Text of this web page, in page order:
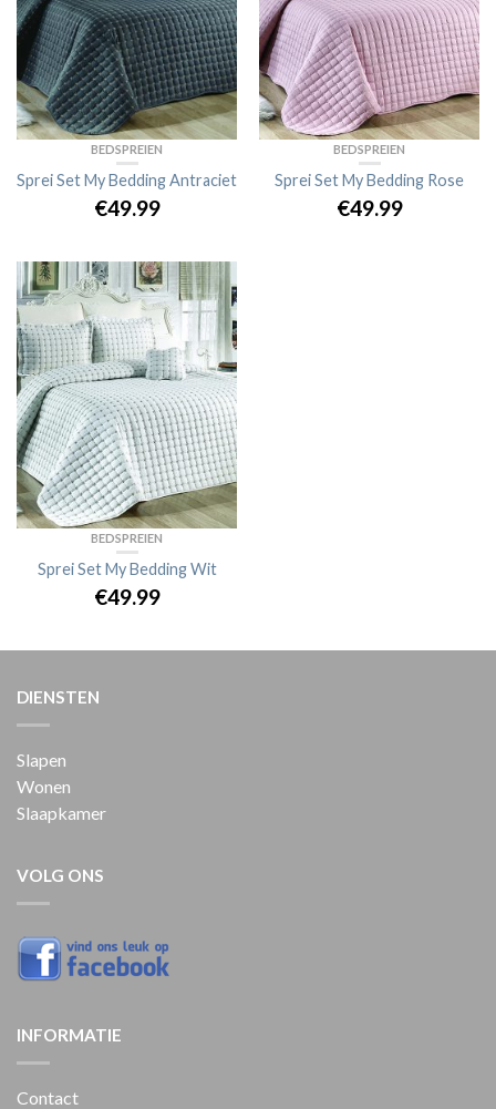
BEDSPREIEN
Sprei Set My Bedding Antraciet
€49.99
BEDSPREIEN
Sprei Set My Bedding Rose
€49.99
BEDSPREIEN
Sprei Set My Bedding Wit
€49.99
DIENSTEN
Slapen
Wonen
Slaapkamer
VOLG ONS
INFORMATIE
Contact